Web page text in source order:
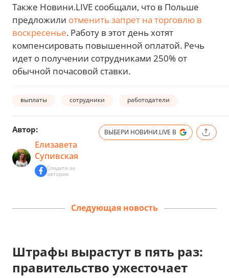
Также Новини.LIVE сообщали, что в Польше
предложили отменить запрет на торговлю в
воскресенье. Работу в этот день хотят
компенсировать повышенной оплатой. Речь
идет о получении сотрудниками 250% от
обычной почасовой ставки.
выплаты сотрудники работодатели
Автор:
Елизавета
Супивская
Следите за
автором
ВЫБЕРИ НОВИНИ.LIVE В
Следующая новость
Штрафы вырастут в пять раз:
правительство ужесточает